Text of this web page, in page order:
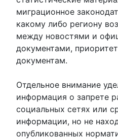
миграционное
какому либо региону
между новостями и
документами,
документам.
Отдельное внимание
информация о запрете
социальных сетях или
информации, но не
опубликованных